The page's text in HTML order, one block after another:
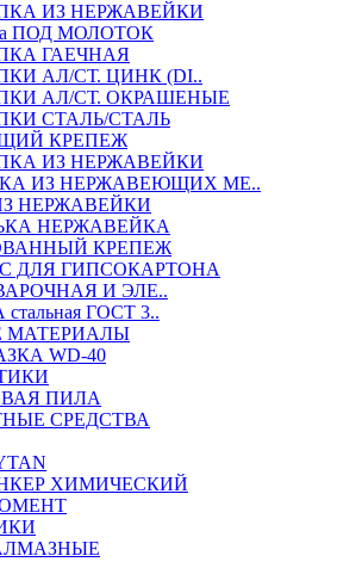
ИЗ НЕРЖАВЕЙКИ
ПОД МОЛОТОК
ГАЕЧНАЯ
АЛ/СТ. ЦИНК (DI..
АЛ/СТ. ОКРАШЕНЫЕ
СТАЛЬ/СТАЛЬ
КРЕПЕЖ
ИЗ НЕРЖАВЕЙКИ
ИЗ НЕРЖАВЕЮЩИХ МЕ..
НЕРЖАВЕЙКИ
НЕРЖАВЕЙКА
КРЕПЕЖ
ДЛЯ ГИПСОКАРТОНА
И ЭЛЕ..
ГОСТ 3..
МАТЕРИАЛЫ
WD-40
ПИЛА
СРЕДСТВА
ХИМИЧЕСКИЙ